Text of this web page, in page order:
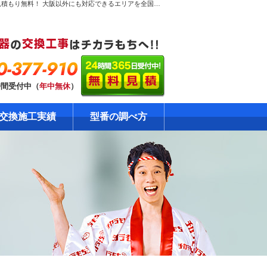
377-910
受付中（年中無休）
換施工実績 型番の調べ方